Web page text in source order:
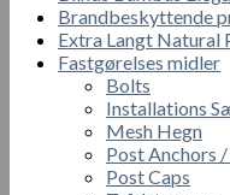
Brandbeskyttende
Extra Langt Natural
Fastgørelses midler
Bolts
Installations
Mesh Hegn
Post Anchors
Post Caps